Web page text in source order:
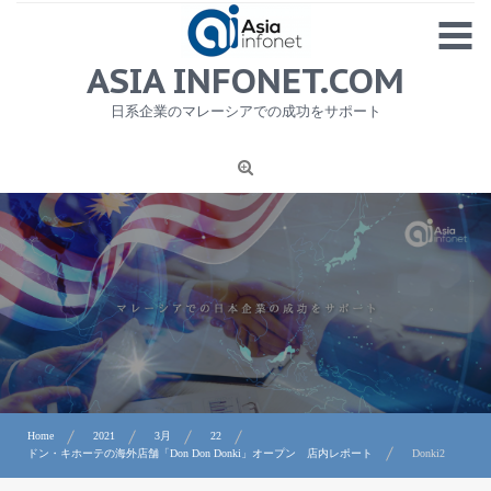
MENU
1
ニュース
労務サービス
プライバシーポリシー及び著作権について
お問合せ
ASIA INFONET.COM
日系企業のマレーシアでの成功をサポート
Home 2021 3月
22
ドン・キホーテの海外店舗「Don Don Donki」オープン 店内レポート
Donki2